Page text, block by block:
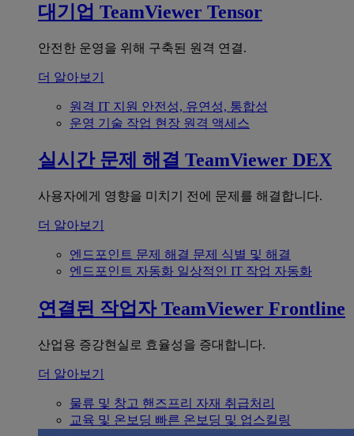
대기업 TeamViewer Tensor
안전한 운영을 위해 구축된 원격 연결.
더 알아보기
원격 IT 지원 안전성, 유연성, 통합성
운영 기술 작업 현장 원격 액세스
실시간 문제 해결 TeamViewer DEX
사용자에게 영향을 미치기 전에 문제를 해결합니다.
더 알아보기
엔드포인트 문제 해결 문제 식별 및 해결
엔드포인트 자동화 일상적인 IT 작업 자동화
연결된 작업자 TeamViewer Frontline
산업용 증강현실로 효율성을 증대합니다.
더 알아보기
물류 및 창고 핸즈프리 자재 취급처리
교육 및 온보딩 빠른 온보딩 및 업스킬링